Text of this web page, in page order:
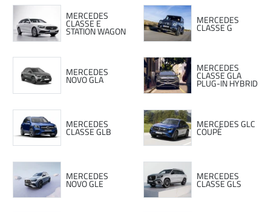
MERCEDES
CLASSE E
STATION WAGON
MERCEDES
CLASSE G
MERCEDES
NOVO GLA
MERCEDES
CLASSE GLA
PLUG-IN HYBRID
MERCEDES
CLASSE GLB
MERCEDES GLC
COUPÉ
MERCEDES
NOVO GLE
MERCEDES
CLASSE GLS